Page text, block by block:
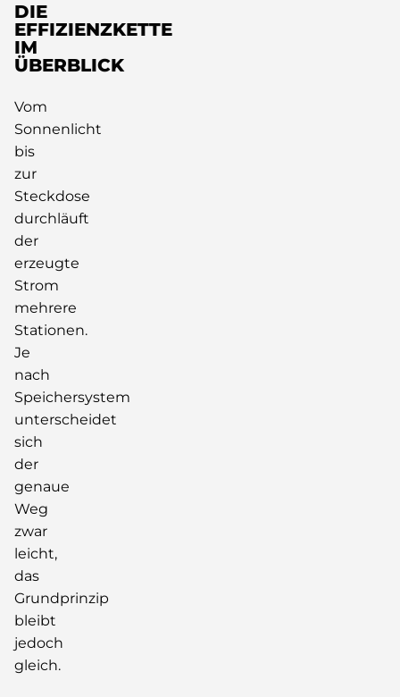
DIE
EFFIZIENZKETTE
IM
ÜBERBLICK
Vom
Sonnenlicht
bis
zur
Steckdose
durchläuft
der
erzeugte
Strom
mehrere
Stationen.
Je
nach
Speichersystem
unterscheidet
sich
der
genaue
Weg
zwar
leicht,
das
Grundprinzip
bleibt
jedoch
gleich.